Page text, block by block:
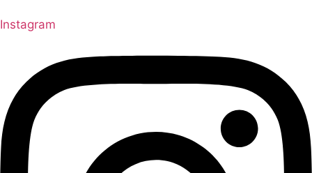
Instagram